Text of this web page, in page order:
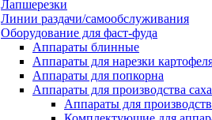
Лапшерезки
Линии раздачи/самообслуживания
Оборудование для фаст-фуда
Аппараты блинные
Аппараты для нарезки
Аппараты для попкорна
Аппараты для производства
Аппараты для